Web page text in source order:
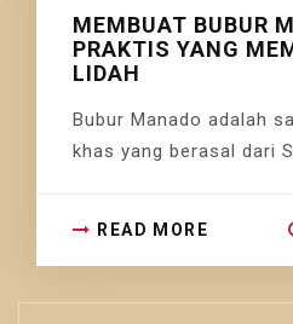
MEMBUAT BUBUR
PRAKTIS YANG
LIDAH
Bubur Manado adalah
khas yang berasal dari
READ MORE